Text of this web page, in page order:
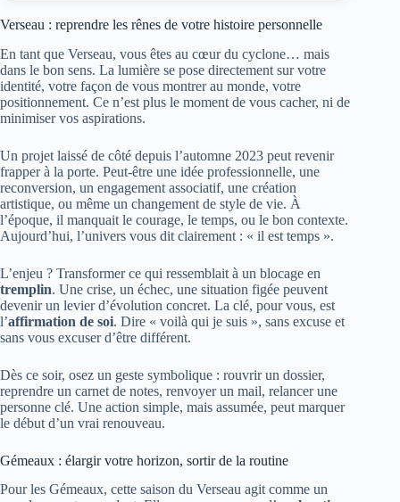
Verseau : reprendre les rênes de votre histoire personnelle
En tant que Verseau, vous êtes au cœur du cyclone… mais
dans le bon sens. La lumière se pose directement sur votre
identité, votre façon de vous montrer au monde, votre
positionnement. Ce n’est plus le moment de vous cacher, ni de
minimiser vos aspirations.
Un projet laissé de côté depuis l’automne 2023 peut revenir
frapper à la porte. Peut-être une idée professionnelle, une
reconversion, un engagement associatif, une création
artistique, ou même un changement de style de vie. À
l’époque, il manquait le courage, le temps, ou le bon contexte.
Aujourd’hui, l’univers vous dit clairement : « il est temps ».
L’enjeu ? Transformer ce qui ressemblait à un blocage en
tremplin. Une crise, un échec, une situation figée peuvent
devenir un levier d’évolution concret. La clé, pour vous, est
l’affirmation de soi. Dire « voilà qui je suis », sans excuse et
sans vous excuser d’être différent.
Dès ce soir, osez un geste symbolique : rouvrir un dossier,
reprendre un carnet de notes, renvoyer un mail, relancer une
personne clé. Une action simple, mais assumée, peut marquer
le début d’un vrai renouveau.
Gémeaux : élargir votre horizon, sortir de la routine
Pour les Gémeaux, cette saison du Verseau agit comme un